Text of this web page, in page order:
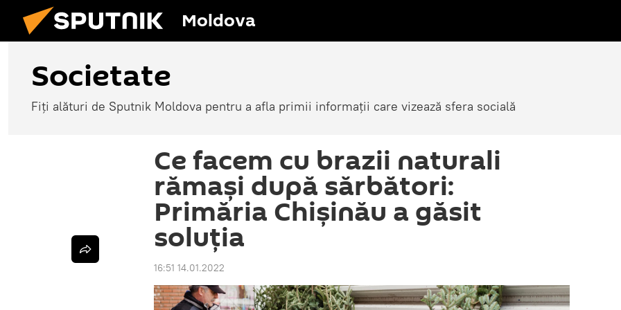
Moldova
Societate
Fiți alături de Sputnik Moldova pentru a afla primii informații care vizează sfera socială
Ce facem cu brazii naturali
rămași după sărbători:
Primăria Chișinău a găsit
soluția
16:51 14.01.2022